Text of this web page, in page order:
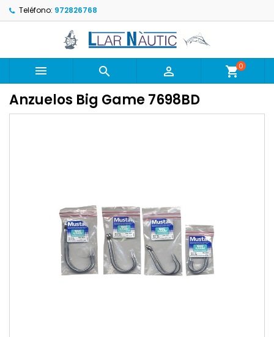
Teléfono: 972826768
   shopping_cart0
Anzuelos Big Game 7698BD